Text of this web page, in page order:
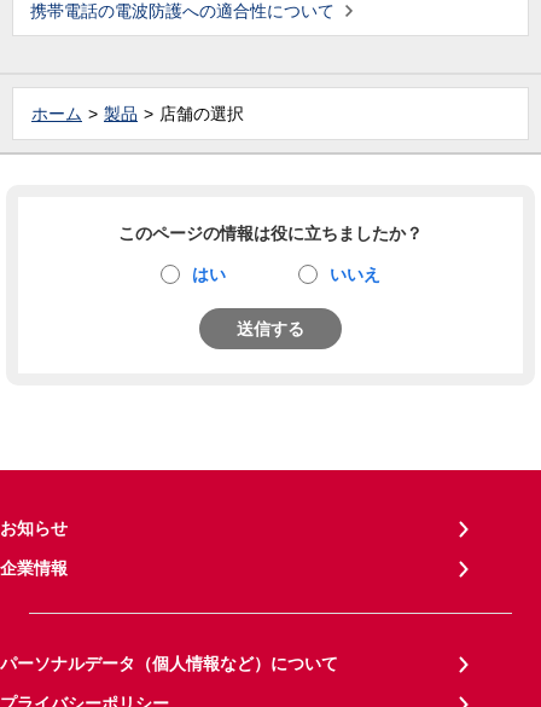
携帯電話の電波防護への適合性について
ホーム 製品 店舗の選択
このページの情報は役に立ちましたか？
はい いいえ
送信する
お知らせ
企業情報
パーソナルデータ（個人情報など）について